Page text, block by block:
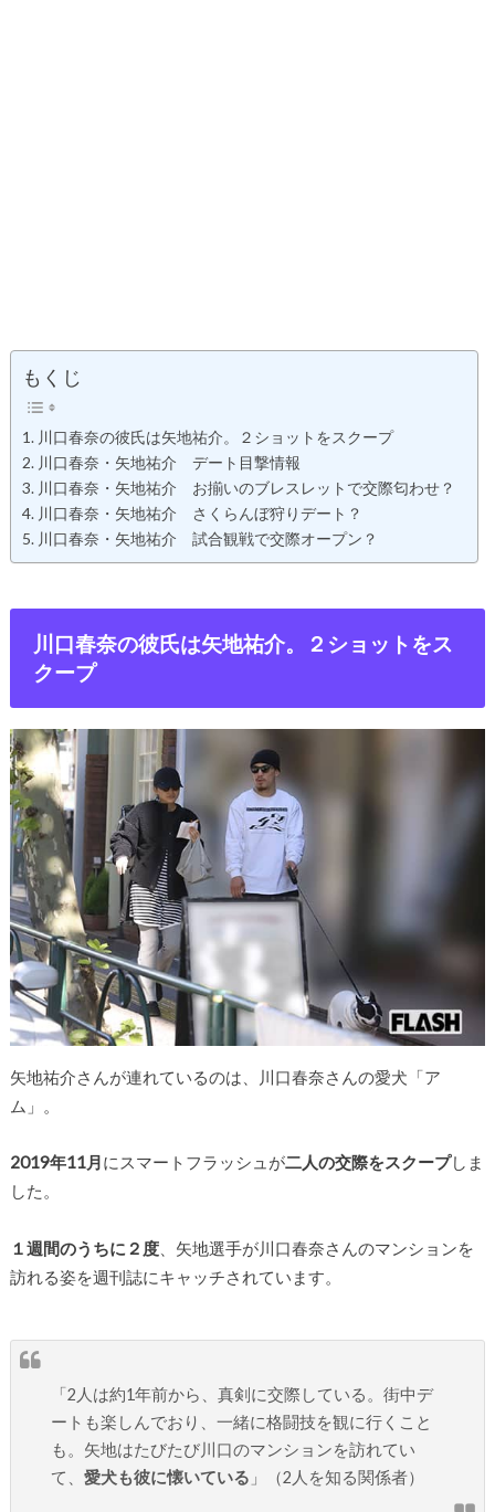
もくじ
川口春奈の彼氏は矢地祐介。２ショットをスクープ
川口春奈・矢地祐介 デート目撃情報
川口春奈・矢地祐介 お揃いのブレスレットで交際匂わせ？
川口春奈・矢地祐介 さくらんぼ狩りデート？
川口春奈・矢地祐介 試合観戦で交際オープン？
川口春奈の彼氏は矢地祐介。２ショットをス
クープ
矢地祐介さんが連れているのは、川口春奈さんの愛犬「ア
ム」。
2019年11月にスマートフラッシュが二人の交際をスクープしま
した。
１週間のうちに２度、矢地選手が川口春奈さんのマンションを
訪れる姿を週刊誌にキャッチされています。
「2人は約1年前から、真剣に交際している。街中デ
ートも楽しんでおり、一緒に格闘技を観に行くこと
も。矢地はたびたび川口のマンションを訪れてい
て、愛犬も彼に懐いている 」（2人を知る関係者）